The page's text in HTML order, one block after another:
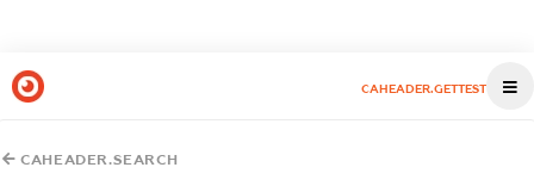
CAHEADER.GETTEST
CAHEADER.SEARCH